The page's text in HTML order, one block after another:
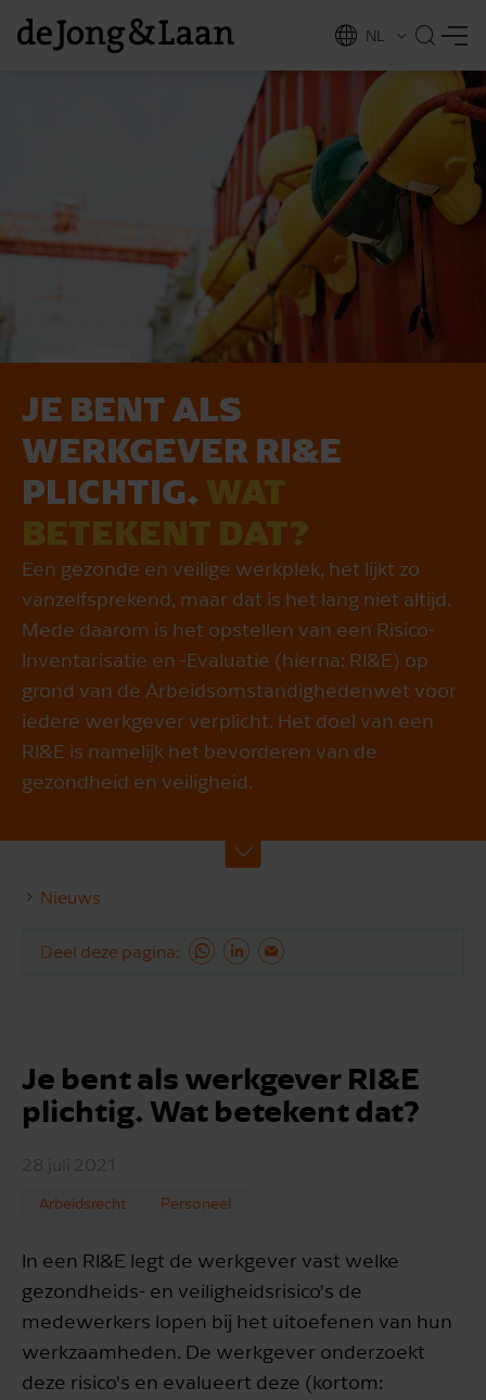
NL
EN
JE BENT ALS
WERKGEVER RI&E
PLICHTIG. WAT
BETEKENT DAT?
Een gezonde en veilige werkplek, het lijkt zo
vanzelfsprekend, maar dat is het lang niet altijd.
Mede daarom is het opstellen van een Risico-
Inventarisatie en -Evaluatie (hierna: RI&E) op
grond van de Arbeidsomstandighedenwet voor
iedere werkgever verplicht. Het doel van een
RI&E is namelijk het bevorderen van de
gezondheid en veiligheid.
Nieuws
Deel deze pagina
Je bent als werkgever RI&E
plichtig. Wat betekent dat?
28 juli 2021
Arbeidsrecht Personeel
In een RI&E legt de werkgever vast welke
gezondheids- en veiligheidsrisico's de
medewerkers lopen bij het uitoefenen van hun
werkzaamheden. De werkgever onderzoekt
deze risico's en evalueert deze (kortom: